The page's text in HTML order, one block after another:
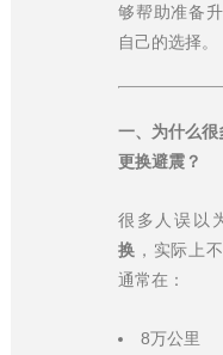
够帮助准备
自己的选择。
一、为什么
更换避震？
很多人误以
换 ，实际上
通常在：
8万公里